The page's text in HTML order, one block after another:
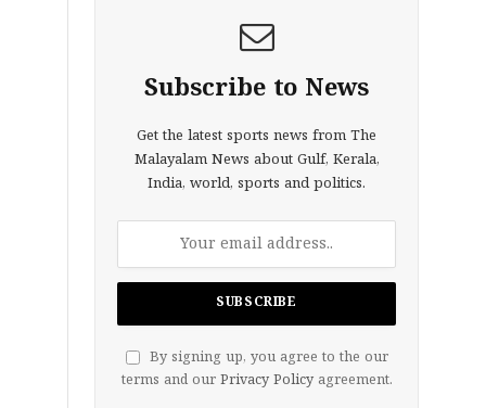
Subscribe to News
Get the latest sports news from The
Malayalam News about Gulf, Kerala,
India, world, sports and politics.
By signing up, you agree to the our
terms and our Privacy Policyagreement.